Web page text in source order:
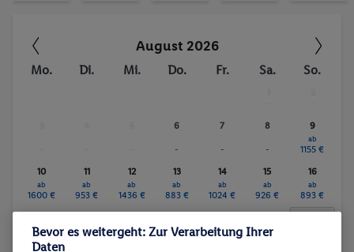
August 2026
Mo. Di. Mi. Do. Fr. Sa. So.
6
-
7
-
8
-
9
ab
1155 €
10
ab
1600 €
11
ab
953 €
12
ab
1436 €
13
ab
883 €
14
ab
1024 €
15
ab
926 €
16
ab
893 €
ab
1430 €
ab ab
1293 €
ab ab ab
Bevor es weitergeht: Zur Verarbeitung Ihrer
Daten